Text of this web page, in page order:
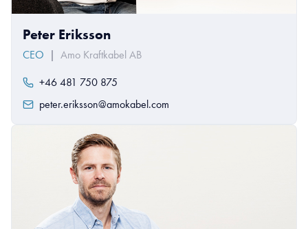
Peter Eriksson
CEO | Amo Kraftkabel AB
+46 481 750 875
peter.eriksson@amokabel.com